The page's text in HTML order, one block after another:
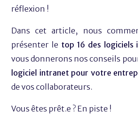
réflexion !
Dans cet article, nous
présenter le top 16 des logiciels
vous donnerons nos conseils
logiciel intranet pour votre
de vos collaborateurs.
Vous êtes prêt.e ? En piste !